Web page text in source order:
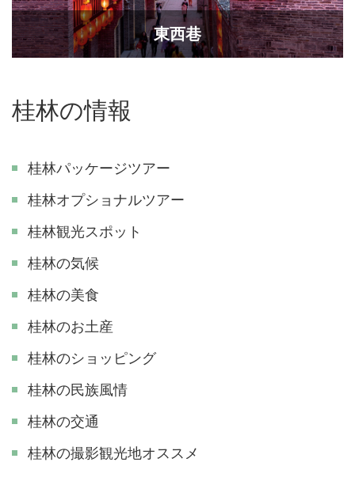
東西巷
桂林の情報
桂林パッケージツアー
桂林オプショナルツアー
桂林観光スポット
桂林の気候
桂林の美食
桂林のお土産
桂林のショッピング
桂林の民族風情
桂林の交通
​桂林の撮影観光地オススメ